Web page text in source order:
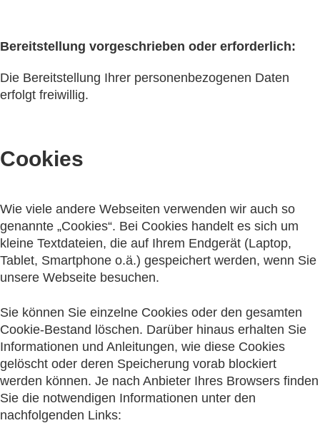
Bereitstellung vorgeschrieben oder erforderlich:
Die Bereitstellung Ihrer personenbezogenen Daten
erfolgt freiwillig.
Cookies
Wie viele andere Webseiten verwenden wir auch so
genannte „Cookies“. Bei Cookies handelt es sich um
kleine Textdateien, die auf Ihrem Endgerät (Laptop,
Tablet, Smartphone o.ä.) gespeichert werden, wenn Sie
unsere Webseite besuchen.
Sie können Sie einzelne Cookies oder den gesamten
Cookie-Bestand löschen. Darüber hinaus erhalten Sie
Informationen und Anleitungen, wie diese Cookies
gelöscht oder deren Speicherung vorab blockiert
werden können. Je nach Anbieter Ihres Browsers finden
Sie die notwendigen Informationen unter den
nachfolgenden Links: